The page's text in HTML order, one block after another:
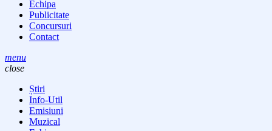
Echipa
Publicitate
Concursuri
Contact
menu
close
Știri
Info-Util
Emisiuni
Muzical